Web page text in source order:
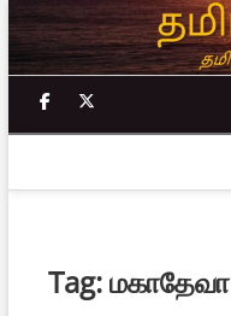
Skip
to
content
facebook
Tag:மகாதேவா